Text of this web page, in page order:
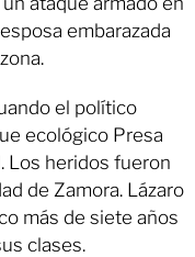
embarazada
el político
ecológico Presa
Los heridos fueron
de Zamora. Lázaro
más de siete años
clases.